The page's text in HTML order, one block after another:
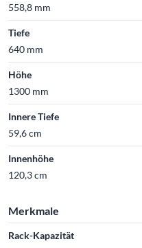
558,8 mm
Tiefe
640 mm
Höhe
1300 mm
Innere Tiefe
59,6 cm
Innenhöhe
120,3 cm
Merkmale
Rack-Kapazität